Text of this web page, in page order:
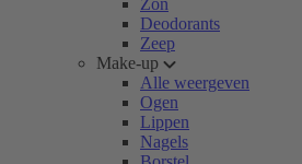
Zon
Deodorants
Zeep
Make-up
Alle weergeven
Ogen
Lippen
Nagels